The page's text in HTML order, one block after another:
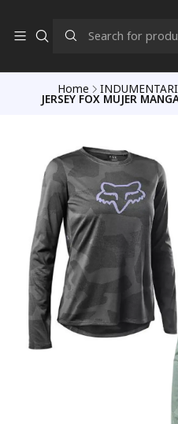
Home
JERSEY FOX MUJER